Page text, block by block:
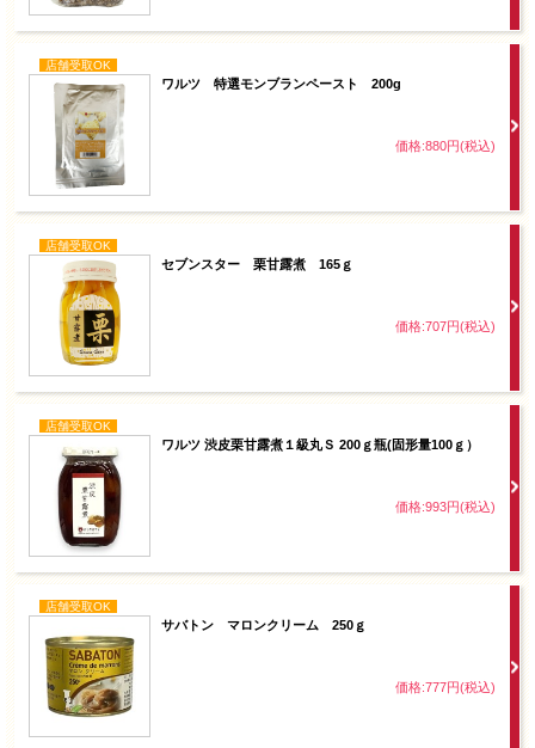
店舗受取OK
ワルツ 特選モンブランペースト 200g
価格:880円(税込)
店舗受取OK
セブンスター 栗甘露煮 165ｇ
価格:707円(税込)
店舗受取OK
ワルツ 渋皮栗甘露煮１級丸Ｓ 200ｇ瓶(固形量100ｇ）
価格:993円(税込)
店舗受取OK
サバトン マロンクリーム 250ｇ
価格:777円(税込)